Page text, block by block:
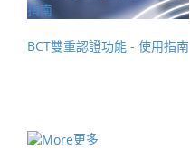
BCT雙重認證功能 - 使用指南
更多